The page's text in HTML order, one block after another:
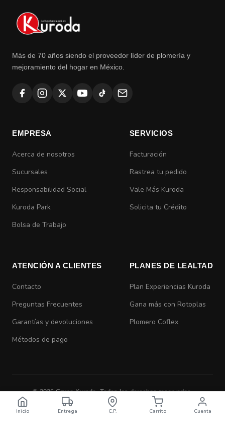
Más de 70 años siendo el proveedor líder de plomería y
mejoramiento del hogar en México.
EMPRESA
Acerca de nosotros
Sucursales
Responsabilidad Social
Kuroda Park
Bolsa de Trabajo
SERVICIOS
Facturación
Rastrea tu pedido
Vale Más Kuroda
Solicita tu Crédito
ATENCIÓN A CLIENTES
Contacto
Preguntas Frecuentes
Garantías y devoluciones
Métodos de pago
PLANES DE LEALTAD
Plan Experiencias Kuroda
Gana más con Rotoplas
Plomero Coflex
© 2026 Grupo Kuroda. Todos los derechos reservados.
Aviso de Privacidad
Términos y Condiciones
Inicio Entrega C.P. Carrito Cuenta